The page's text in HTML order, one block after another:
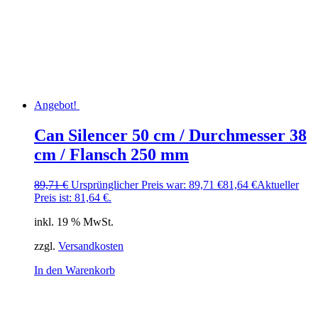
Angebot!
Can Silencer 50 cm / Durchmesser 38
cm / Flansch 250 mm
89,71€ Ursprünglicher Preis war: 89,71 €81,64 €Aktueller
Preis ist: 81,64 €.
inkl. 19 % MwSt.
zzgl. Versandkosten
In den Warenkorb